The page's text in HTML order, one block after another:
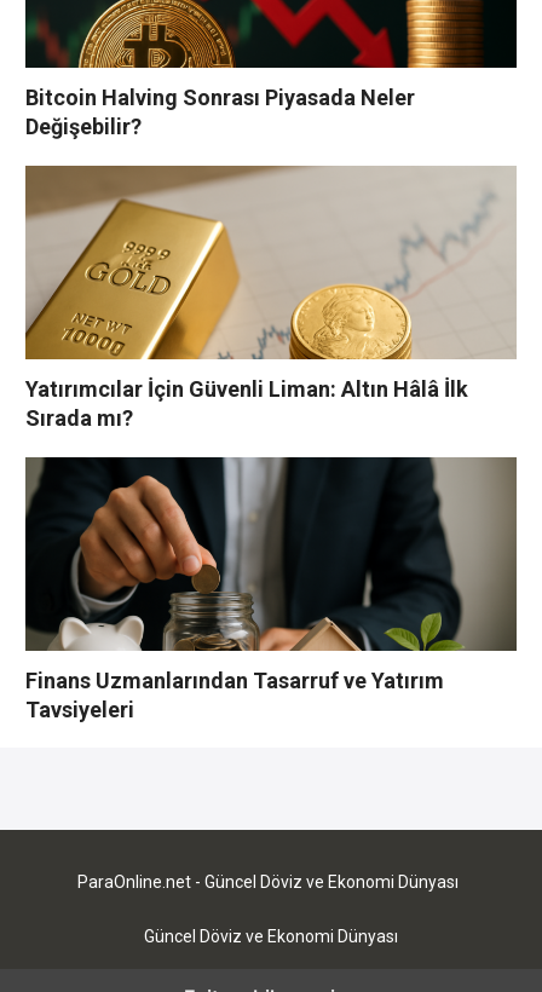
Bitcoin Halving Sonrası Piyasada Neler
Değişebilir?
Yatırımcılar İçin Güvenli Liman: Altın Hâlâ İlk
Sırada mı?
Finans Uzmanlarından Tasarruf ve Yatırım
Tavsiyeleri
ParaOnline.net - Güncel Döviz ve Ekonomi Dünyası
Güncel Döviz ve Ekonomi Dünyası